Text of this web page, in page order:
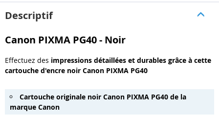
Descriptif
Canon PIXMA PG40 - Noir
Effectuez des impressions détaillées et durables grâce à cette
cartouche d'encre noir Canon PIXMA PG40
Cartouche originale noir Canon PIXMA PG40 de la
marque Canon